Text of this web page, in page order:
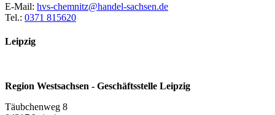
E-Mail: hvs-chemnitz@handel-sachsen.de
Tel.: 0371 815620
Leipzig
Region Westsachsen - Geschäftsstelle Leipzig
Täubchenweg 8